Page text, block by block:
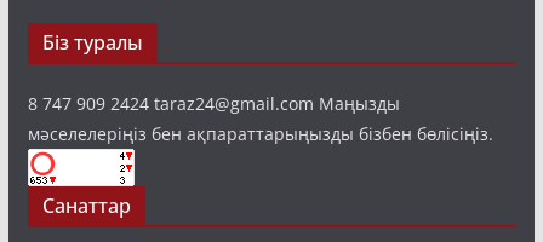
Біз туралы
8 747 909 2424 taraz24@gmail.com Маңызды
мәселелеріңіз бен ақпараттарыңызды бізбен бөлісіңіз.
Санаттар